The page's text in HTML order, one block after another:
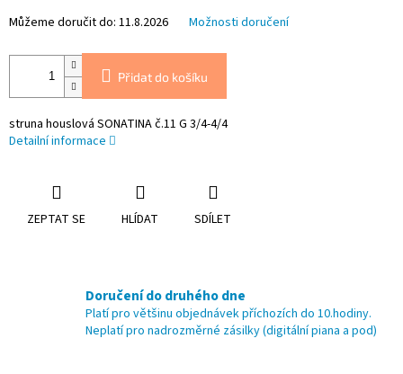
Můžeme doručit do: 11.8.2026 Možnosti doručení
Přidat do košíku
struna houslová SONATINA č.11 G 3/4-4/4
Detailní informace
ZEPTAT SE HLÍDAT SDÍLET
Doručení do druhého dne
Platí pro většinu objednávek příchozích do 10.hodiny.
Neplatí pro nadrozměrné zásilky (digitální piana a pod)